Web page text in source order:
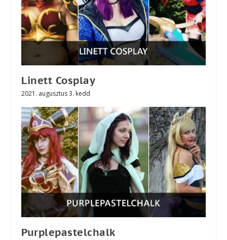
Linett Cosplay
2021. augusztus 3. kedd
Purplepastelchalk